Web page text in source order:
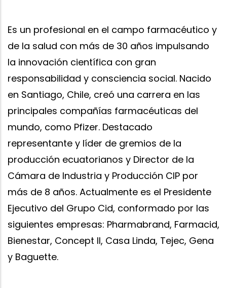
Es un profesional en el campo farmacéutico y
de la salud con más de 30 años impulsando
la innovación científica con gran
responsabilidad y consciencia social. Nacido
en Santiago, Chile, creó una carrera en las
principales compañías farmacéuticas del
mundo, como Pfizer. Destacado
representante y líder de gremios de la
producción ecuatorianos y Director de la
Cámara de Industria y Producción CIP por
más de 8 años. Actualmente es el Presidente
Ejecutivo del Grupo Cid, conformado por las
siguientes empresas: Pharmabrand, Farmacid,
Bienestar, Concept II, Casa Linda, Tejec, Gena
y Baguette.